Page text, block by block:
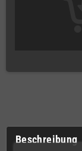
Beschreibung